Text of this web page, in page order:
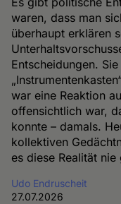
waren, dass man
überhaupt erklären
Entscheidungen.
war eine Reaktion
offensichtlich war,
konnte – damals.
kollektiven
es diese Realität nie
Udo Endruscheit
27.07.2026